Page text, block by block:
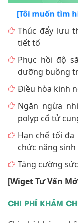
[Tôi muốn tìm
Thúc đẩy lưu
tiết tố
Phục hồi độ
dưỡng buồng
Điều hòa kinh
Ngăn ngừa
polyp cổ tử
Hạn chế tối
chức năng sinh
Tăng cường
[Wiget Tư Vấn
CHI PHÍ KHÁM